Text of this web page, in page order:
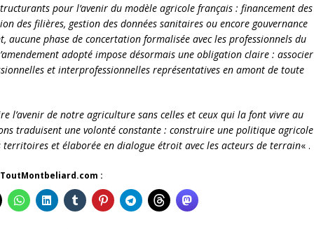
pour l’avenir du modèle agricole français : financement des
des filières, gestion des données sanitaires ou encore gouvernance
aucune phase de concertation formalisée avec les professionnels du
adopté impose désormais une obligation claire : associer
et interprofessionnelles représentatives en amont de toute
l’avenir de notre agriculture sans celles et ceux qui la font vivre au
traduisent une volonté constante : construire une politique agricole
territoires et élaborée en dialogue étroit avec les acteurs de terrain« .
: